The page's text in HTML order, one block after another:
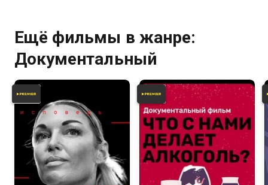
Ещё фильмы в жанре:
Документальный